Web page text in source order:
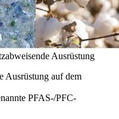
Ausrüstung
Ausrüstung auf dem
PFAS-/PFC-